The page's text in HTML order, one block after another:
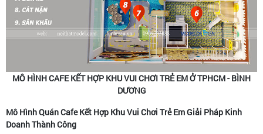
MÔ HÌNH CAFE KẾT HỢP KHU VUI CHƠI TRẺ EM Ở TPHCM - BÌNH
DƯƠNG
Mô Hình Quán Cafe Kết Hợp Khu Vui Chơi Trẻ Em Giải Pháp Kinh
Doanh Thành Công